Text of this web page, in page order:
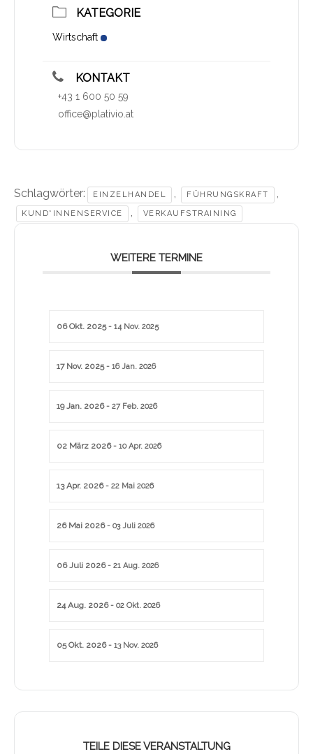
KATEGORIE
Wirtschaft
KONTAKT
+43 1 600 50 59
office@plativio.at
Schlagwörter: EINZELHANDEL , FÜHRUNGSKRAFT ,
KUND*INNENSERVICE , VERKAUFSTRAINING
WEITERE TERMINE
06 Okt. 2025- 14 Nov. 2025
17 Nov. 2025- 16 Jan. 2026
19 Jan. 2026- 27 Feb. 2026
02 März 2026- 10 Apr. 2026
13 Apr. 2026- 22 Mai 2026
26 Mai 2026- 03 Juli 2026
06 Juli 2026- 21 Aug. 2026
24 Aug. 2026- 02 Okt. 2026
05 Okt. 2026- 13 Nov. 2026
TEILE DIESE VERANSTALTUNG